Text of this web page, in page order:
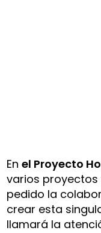
Enel Proyecto
varios proyectos
pedido la
crear esta
llamará la